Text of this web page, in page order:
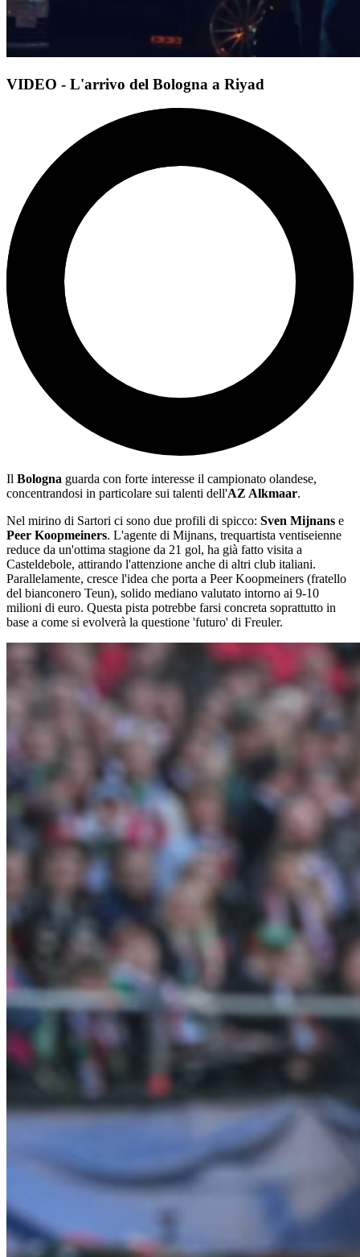
VIDEO - L'arrivo del Bologna a Riyad
Il Bologna guarda con forte interesse il campionato olandese,
concentrandosi in particolare sui talenti dell'AZ Alkmaar.
Nel mirino di Sartori ci sono due profili di spicco: Sven Mijnans e
Peer Koopmeiners. L'agente di Mijnans, trequartista ventiseienne
reduce da un'ottima stagione da 21 gol, ha già fatto visita a
Casteldebole, attirando l'attenzione anche di altri club italiani.
Parallelamente, cresce l'idea che porta a Peer Koopmeiners (fratello
del bianconero Teun), solido mediano valutato intorno ai 9-10
milioni di euro. Questa pista potrebbe farsi concreta soprattutto in
base a come si evolverà la questione 'futuro' di Freuler.